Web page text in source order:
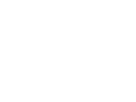
Gradio 3.0
ML avec une